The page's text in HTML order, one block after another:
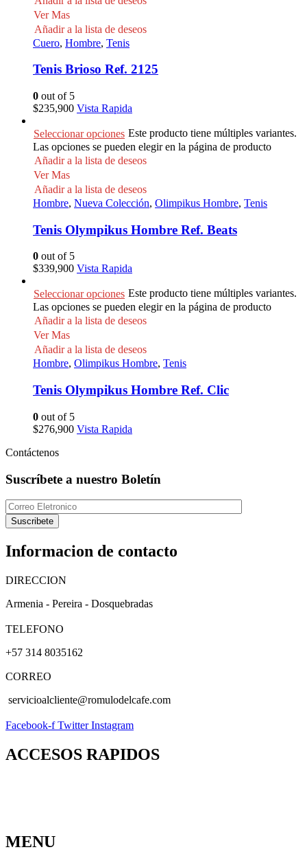
Ver Mas
Añadir a la lista de deseos
Cuero, Hombre, Tenis
Tenis Brioso Ref. 2125
0 out of 5
$235,900 Vista Rapida
Seleccionar opciones Este producto tiene múltiples variantes.
Las opciones se pueden elegir en la página de producto
Añadir a la lista de deseos
Ver Mas
Añadir a la lista de deseos
Hombre, Nueva Colección, Olimpikus Hombre, Tenis
Tenis Olympikus Hombre Ref. Beats
0 out of 5
$339,900 Vista Rapida
Seleccionar opciones Este producto tiene múltiples variantes.
Las opciones se pueden elegir en la página de producto
Añadir a la lista de deseos
Ver Mas
Añadir a la lista de deseos
Hombre, Olimpikus Hombre, Tenis
Tenis Olympikus Hombre Ref. Clic
0 out of 5
$276,900 Vista Rapida
Contáctenos
Suscríbete a nuestro Boletín
Suscribete
Informacion de contacto
DIRECCION
Armenia - Pereira - Dosquebradas
TELEFONO
+57 314 8035162
CORREO
servicioalcliente@romulodelcafe.com
Facebook-f Twitter Instagram
ACCESOS RAPIDOS
MENU